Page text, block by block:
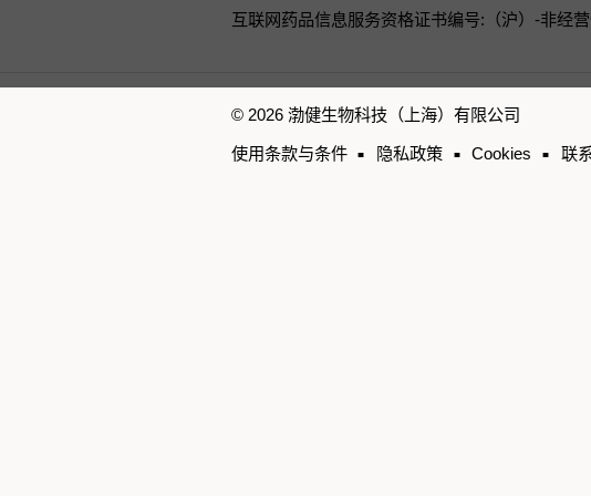
互联网药品信息服务资格证书编号:（沪）-非经
© 2026 渤健生物科技（上海）有限公司
使用条款与条件 隐私政策 Cookies 联